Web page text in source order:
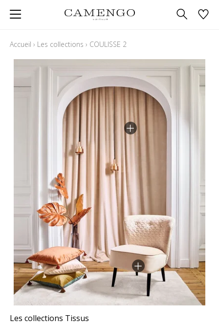
Accueil › Les collections › COULISSE 2
Les collections Tissus